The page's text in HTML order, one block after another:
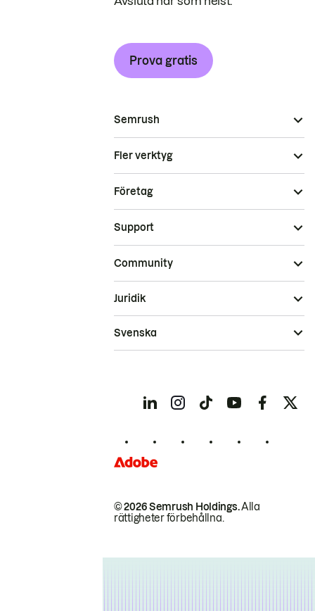
Prova gratis
Semrush
Fler verktyg
Företag
Support
Community
© 2026 Semrush Holdings.Alla
rättigheter förbehållna.
Juridik
Svenska